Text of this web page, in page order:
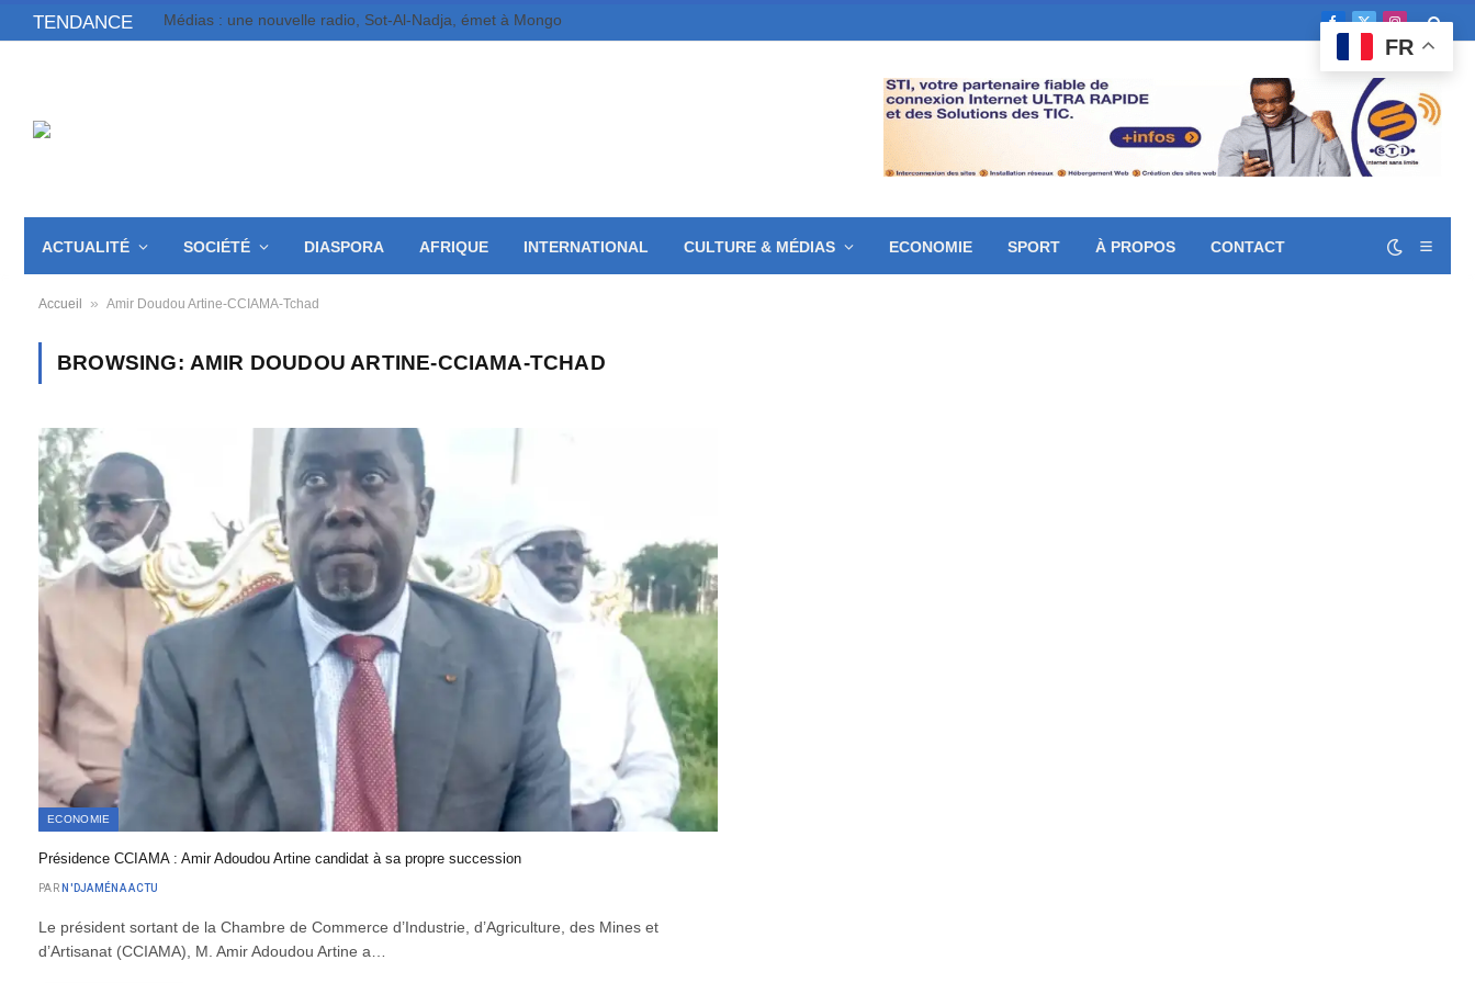
TENDANCE Médias : une nouvelle radio, Sot-Al-Nadja, émet à Mongo
Facebook
X
(Twitter)
ACTUALITÉ SOCIÉTÉ DIASPORA AFRIQUE INTERNATIONAL CULTURE & MÉDIAS ECONOMIE SPORT À PROPOS CONTACT
Accueil » Amir Doudou Artine-CCIAMA-Tchad
BROWSING: AMIR DOUDOU ARTINE-CCIAMA-TCHAD
ECONOMIE
Présidence CCIAMA : Amir Adoudou Artine candidat à sa propre succession
PAR N'DJAMÉNA ACTU
Le président sortant de la Chambre de Commerce d’Industrie, d’Agriculture, des Mines et
d’Artisanat (CCIAMA), M. Amir Adoudou Artine a…
FR